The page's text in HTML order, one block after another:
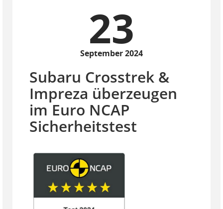
23
September 2024
Subaru Crosstrek &
Impreza überzeugen
im Euro NCAP
Sicherheitstest